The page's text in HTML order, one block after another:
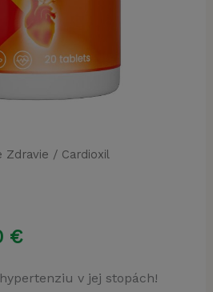
Zdravie / Cardioxil
€Aktuálna
cena
v jej stopách!